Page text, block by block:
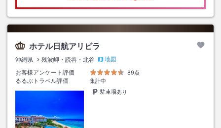
ホテル日航アリビラ
沖縄県 残波岬・読谷・北谷
地図
お客様アンケート評価
89点
るるぶトラベル評価
集計中
駐車場あり